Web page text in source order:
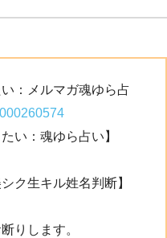
：メルマガ魂ゆら占
い：魂ゆら占い】
ク生キル姓名判断】
りします。